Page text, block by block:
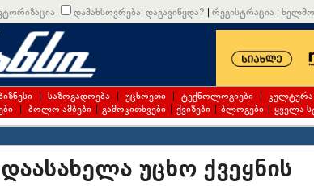
დამახსოვრება| დაგავიწყდა? | რეგისტრაცია |
| საზოგადოება | უცხოეთი | ტექნოლოგიები | კულტურა
| ბოლო ამბები | გამოკითხვები | ქვიზები | ბლოგები | ყველა
უცხო ქვეყნის